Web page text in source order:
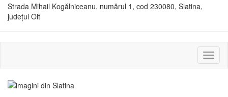
Strada Mihail Kogălniceanu, numărul 1, cod 230080, Slatina,
județul Olt
sau